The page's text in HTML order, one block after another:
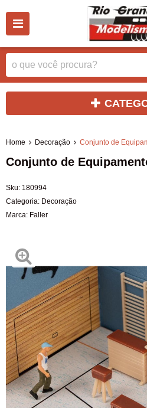
Home Decoração Conjunto de
Conjunto de
Sku: 180994
Categoria: Decoração
Marca: Faller